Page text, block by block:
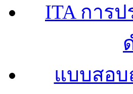
ITA การ
แบบสอบ